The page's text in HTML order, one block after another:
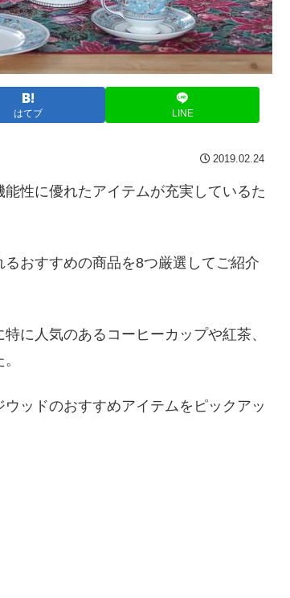
はてブ LINE
2019.02.24
性に優れたアイテムが充実しているた
おすすめの商品を8つ厳選してご紹介
に人気のあるコーヒーカップや紅茶、
ッドのおすすめアイテムをピックアッ